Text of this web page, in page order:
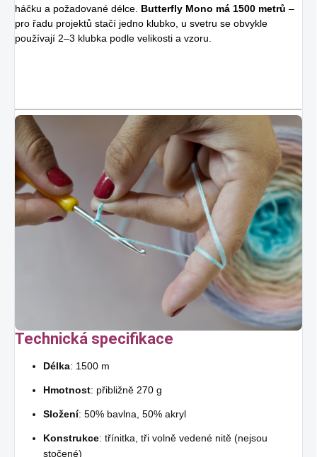
háčku a požadované délce. Butterfly Mono má 1500 metrů –
pro řadu projektů stačí jedno klubko, u svetru se obvykle
používají 2–3 klubka podle velikosti a vzoru.
Technická specifikace
Délka: 1500 m
Hmotnost: přibližně 270 g
Složení: 50% bavlna, 50% akryl
Konstrukce: třínitka, tři volně vedené nitě (nejsou
stočené)